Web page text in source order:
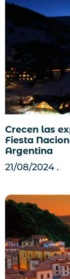
Crecen las
Fiesta
Argentina
21/08/2024